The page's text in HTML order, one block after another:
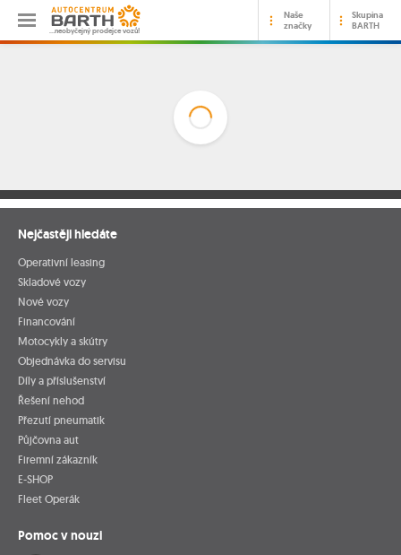
…neobyčejný prodejce vozů!
Naše
značky
Skupina
BARTH
Nejčastěji hledáte
Operativní leasing
Skladové vozy
Nové vozy
Financování
Motocykly a skútry
Objednávka do servisu
Díly a příslušenství
Řešení nehod
Přezutí pneumatik
Půjčovna aut
Firemní zákazník
E-SHOP
Fleet Operák
Pomoc v nouzi